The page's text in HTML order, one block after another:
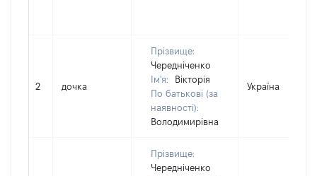
2 дочка
Прізвище:
Чередніченко
Ім'я:
Вікторія
По батькові (за
наявності):
Володимирівна
Україна
Прізвище:
Чередніченко